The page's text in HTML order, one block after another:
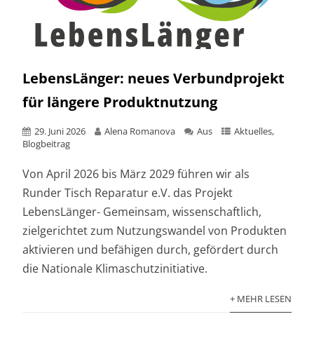
LebensLänger: neues Verbundprojekt
für längere Produktnutzung
29. Juni 2026 Alena Romanova Aus Aktuelles,
Blogbeitrag
Von April 2026 bis März 2029 führen wir als
Runder Tisch Reparatur e.V. das Projekt
LebensLänger- Gemeinsam, wissenschaftlich,
zielgerichtet zum Nutzungswandel von Produkten
aktivieren und befähigen durch, gefördert durch
die Nationale Klimaschutzinitiative.
+ MEHR LESEN